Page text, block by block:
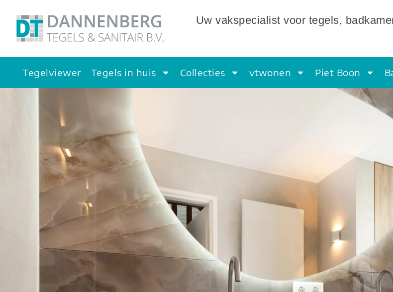
Uw vakspecialist voor tegels,
Tegelviewer Tegels in huis Collecties vtwonen Piet Boon